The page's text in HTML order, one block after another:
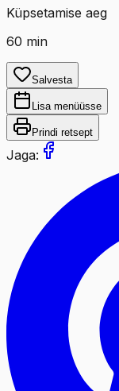
Küpsetamise aeg
60 min
Salvesta
Lisa menüüsse
Prindi retsept
Jaga: